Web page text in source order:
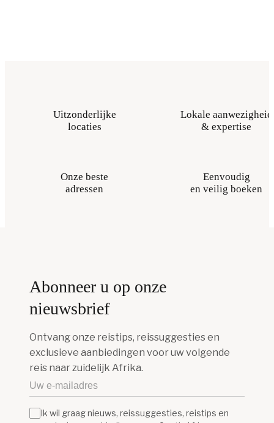
Uitzonderlijke
locaties
Lokale aanwezigheid
& expertise
Onze beste
adressen
Eenvoudig
en veilig boeken
Abonneer u op onze
nieuwsbrief
Ontvang onze reistips, reissuggesties en
exclusieve aanbiedingen voor uw volgende
reis naar zuidelijk Afrika.
Ik wil graag nieuws, reissuggesties, reistips en